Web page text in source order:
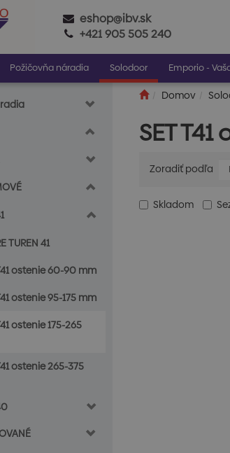
eshop@ibv.sk
+421 905 505 240
Požičovňa náradia Solodoor Emporio -
TUREN 41
ostenie 60-90 mm
ostenie 95-175 mm
ostenie 175-265
ostenie 265-375
Domov
SET
Zoradiť podľa
Skladom